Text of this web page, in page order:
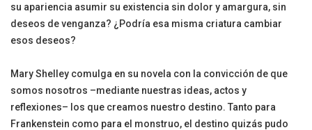
su apariencia asumir su existencia sin dolor y amargura, sin
deseos de venganza? ¿Podría esa misma criatura cambiar
esos deseos?
Mary Shelley comulga en su novela con la convicción de que
somos nosotros –mediante nuestras ideas, actos y
reflexiones– los que creamos nuestro destino. Tanto para
Frankenstein como para el monstruo, el destino quizás pudo